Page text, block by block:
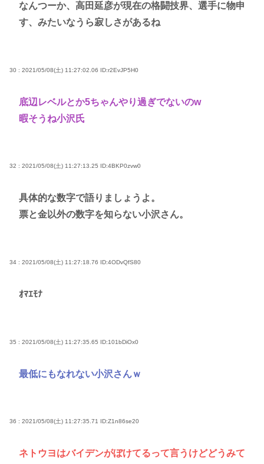
なんつーか、高田延彦が現在の格闘技界、選手に物申
す、みたいなうら寂しさがあるね
30 : 2021/05/08(土) 11:27:02.06 ID:r2EvJP5H0
底辺レベルとか5ちゃんやり過ぎでないのw
暇そうね小沢氏
32 : 2021/05/08(土) 11:27:13.25 ID:4BKP0zvw0
具体的な数字で語りましょうよ。
票と金以外の数字を知らない小沢さん。
34 : 2021/05/08(土) 11:27:18.76 ID:4ODvQfS80
ｵﾏｴﾓﾅ
35 : 2021/05/08(土) 11:27:35.65 ID:101bDiOx0
最低にもなれない小沢さんｗ
36 : 2021/05/08(土) 11:27:35.71 ID:Z1n86se20
ネトウヨはバイデンがぼけてるって言うけどどうみて